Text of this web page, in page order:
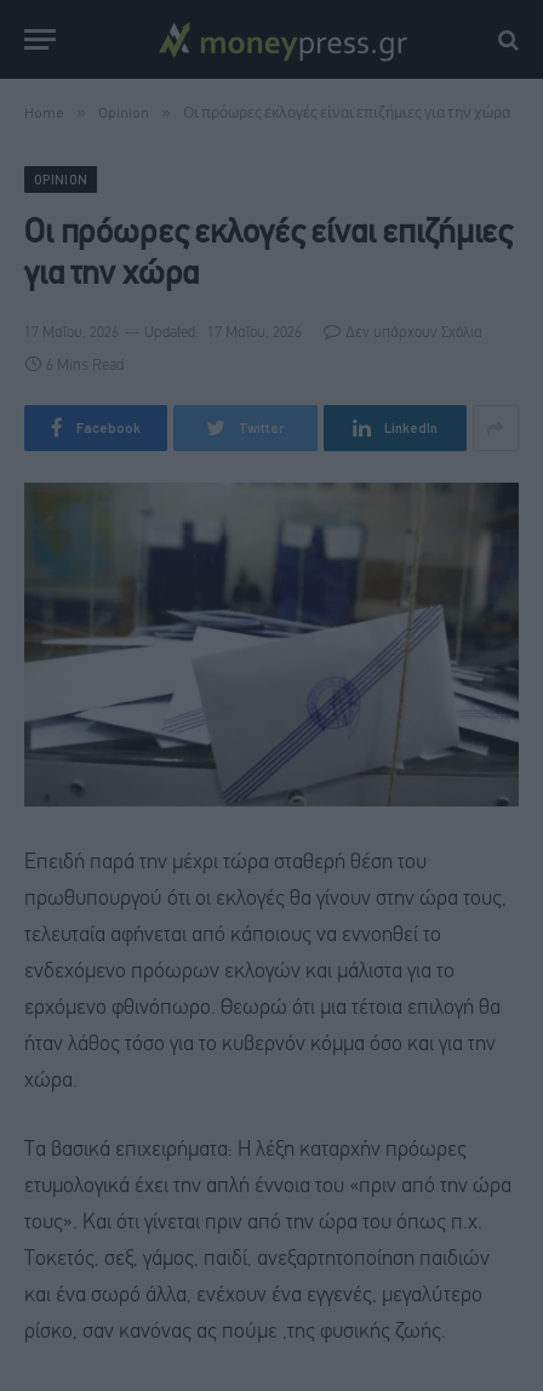
Home Opinion Οι πρόωρες εκλογές είναι επιζήμιες για την χώρα
OPINION
Οι πρόωρες εκλογές είναι επιζήμιες
για την χώρα
17 Μαΐου, 2026 Updated: 17 Μαΐου, 2026 Δεν υπάρχουν Σχόλια
6 Mins Read
Facebook Twitter LinkedIn
Επειδή παρά την μέχρι τώρα σταθερή θέση του
πρωθυπουργού ότι οι εκλογές θα γίνουν στην ώρα τους,
τελευταία αφήνεται από κάποιους να εννοηθεί το
ενδεχόμενο πρόωρων εκλογών και μάλιστα για το
ερχόμενο φθινόπωρο. Θεωρώ ότι μια τέτοια επιλογή θα
ήταν λάθος τόσο για το κυβερνόν κόμμα όσο και για την
χώρα.
Τα βασικά επιχειρήματα: Η λέξη καταρχήν πρόωρες
ετυμολογικά έχει την απλή έννοια του «πριν από την ώρα
τους». Και ότι γίνεται πριν από την ώρα του όπως π.χ.
Τοκετός, σεξ, γάμος, παιδί, ανεξαρτητοποίηση παιδιών
και ένα σωρό άλλα, ενέχουν ένα εγγενές, μεγαλύτερο
ρίσκο, σαν κανόνας ας πούμε ,της φυσικής ζωής.